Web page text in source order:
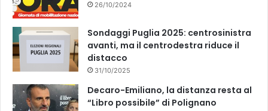
26/10/2024
Sondaggi Puglia 2025: centrosinistra
avanti, ma il centrodestra riduce il
distacco
31/10/2025
Decaro-Emiliano, la distanza resta al
“Libro possibile” di Polignano